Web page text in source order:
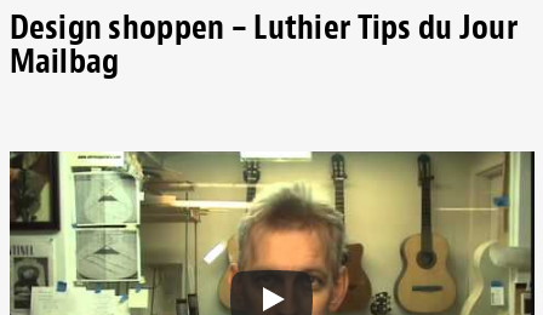
Design shoppen – Luthier Tips du Jour
Mailbag